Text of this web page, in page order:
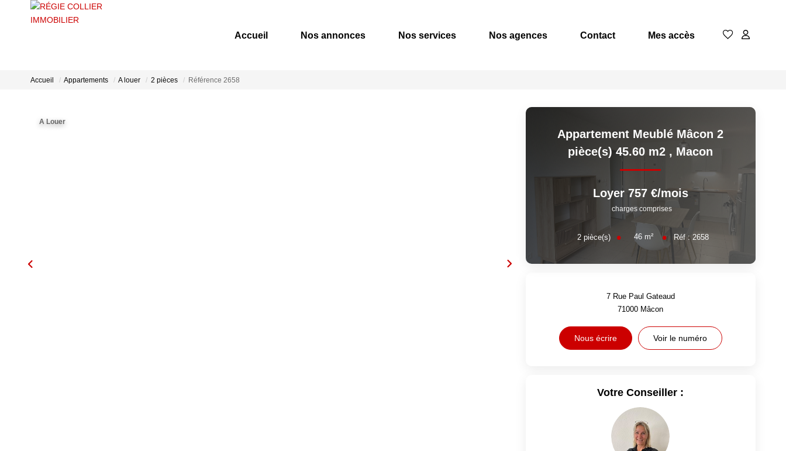
Accueil Nos annonces Nos services Nos agences Contact Mes accès
Accueil Appartements A louer 2 pièces Référence 2658
A Louer
Appartement Meublé Mâcon 2
pièce(s) 45.60 m2 , Macon
Loyer 757 €/mois
charges comprises
2 pièce(s) 46 m² Réf : 2658
7 Rue Paul Gateaud
71000 Mâcon
Nous écrire Voir le numéro
Votre Conseiller :